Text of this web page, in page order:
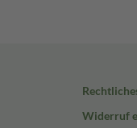
Widerruf